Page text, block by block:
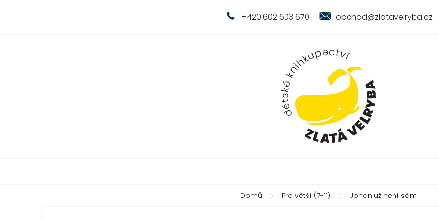
+420 602 603 670 obchod@zlatavelryba.cz
Domů Pro větší (7-11) Johan už není sám